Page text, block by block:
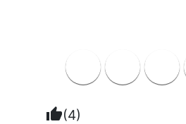
thumb_up(4)